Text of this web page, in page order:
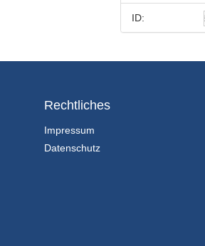
ID:
Rechtliches
Impressum
Datenschutz